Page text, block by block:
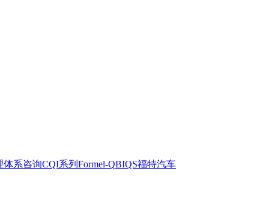
体系咨询CQI系列 Formel-QBIQS福特汽车